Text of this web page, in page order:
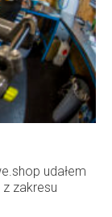
udałem
z zakresu